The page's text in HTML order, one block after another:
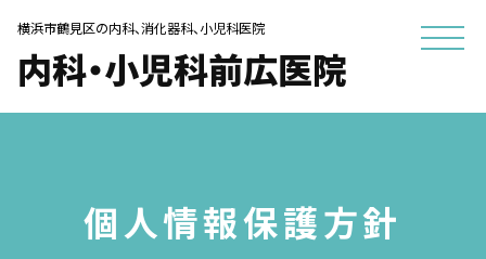
横浜市鶴見区の内科、消化器科、小児科医院
内科・小児科前広医院
個人情報保護方針